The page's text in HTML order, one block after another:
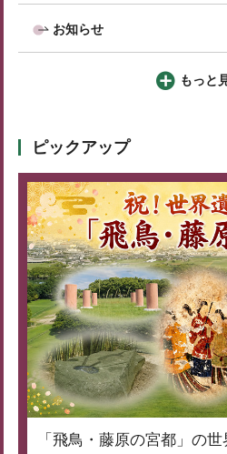
お知らせ
もっと
ピックアップ
「飛鳥・藤原の宮都」の